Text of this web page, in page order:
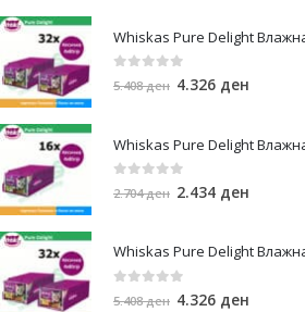
5.408ден 4.326 ден
2.704ден 2.434 ден
5.408ден 4.326 ден